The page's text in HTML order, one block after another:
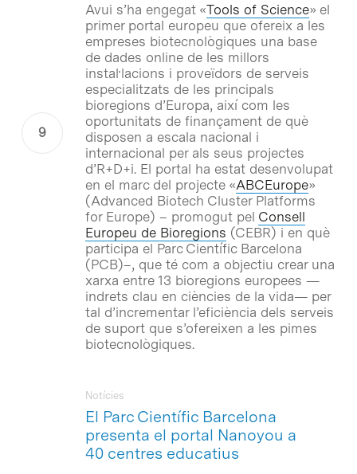
Avui s’ha engegat «Tools of Science» el
primer portal europeu que ofereix a les
empreses biotecnològiques una base
de dades online de les millors
instal·lacions i proveïdors de serveis
especialitzats de les principals
bioregions d’Europa, així com les
oportunitats de finançament de què
disposen a escala nacional i
internacional per als seus projectes
d’R+D+i. El portal ha estat desenvolupat
en el marc del projecte «ABCEurope»
(Advanced Biotech Cluster Platforms
for Europe) – promogut pel Consell
Europeu de Bioregions (CEBR) i en què
participa el Parc Científic Barcelona
(PCB)–, que té com a objectiu crear una
xarxa entre 13 bioregions europees —
indrets clau en ciències de la vida— per
tal d’incrementar l’eficiència dels serveis
de suport que s’ofereixen a les pimes
biotecnològiques.
El Parc Científic Barcelona
presenta el portal Nanoyou a
40 centres educatius
Notícies